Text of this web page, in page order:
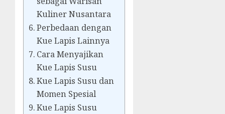
Kuliner Nusantara
Perbedaan dengan
Kue Lapis Lainnya
Cara Menyajikan
Kue Lapis Susu
Kue Lapis Susu dan
Momen Spesial
Kue Lapis Susu